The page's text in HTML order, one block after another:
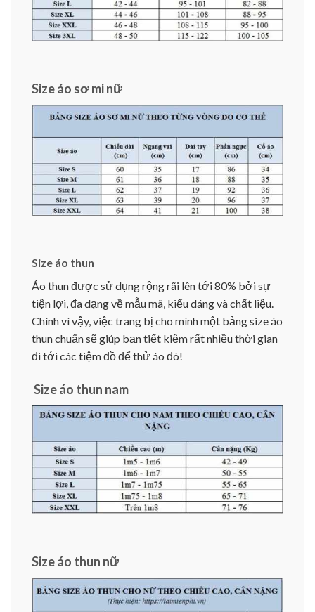
Size áo sơ mi nữ
Size áo thun
Áo thun được sử dụng rộng rãi lên tới 80% bởi sự
tiện lợi, đa dạng về mẫu mã, kiểu dáng và chất liệu.
Chính vì vậy, việc trang bị cho mình một bảng size áo
thun chuẩn sẽ giúp bạn tiết kiệm rất nhiều thời gian
đi tới các tiệm đồ để thử áo đó!
Size áo thun nam
Size áo thun nữ